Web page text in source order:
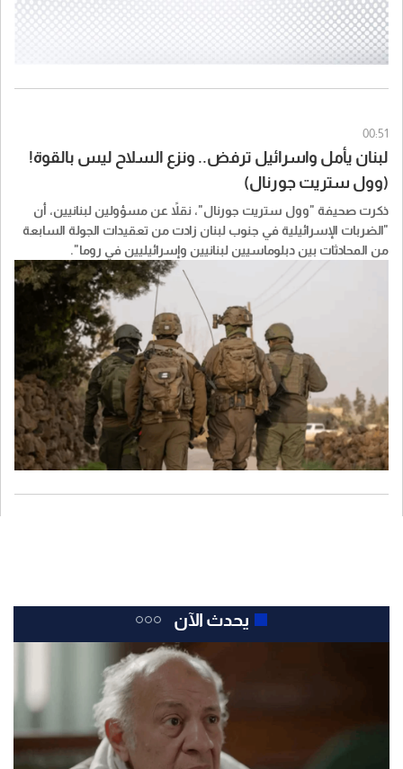
00:51
لبنان يأمل واسرائيل ترفض.. ونزع السلاح ليس بالقوة!
(وول ستريت جورنال)
ذكرت صحيفة "​وول ستريت جورنال​"، نقلاً عن مسؤولين ​لبنان​يين، أن
"الضربات الإسرائيلية في جنوب لبنان زادت من تعقيدات الجولة السابعة
من المحادثات بين دبلوماسيين لبنانيين وإسرائيليين في روما".
يحدث الآن